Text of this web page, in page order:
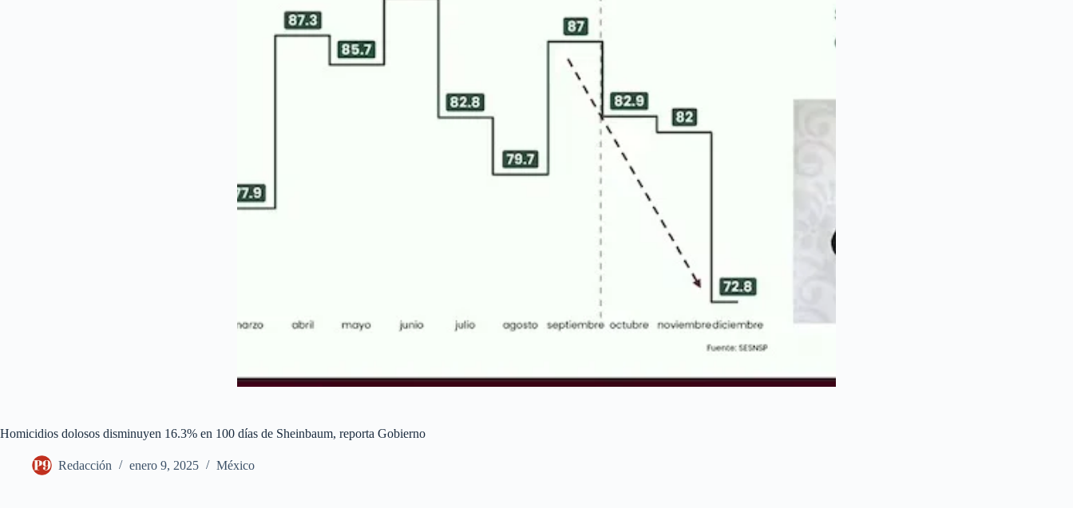
Homicidios dolosos disminuyen 16.3% en 100 días de Sheinbaum, reporta Gobierno
Redacción enero 9, 2025 México